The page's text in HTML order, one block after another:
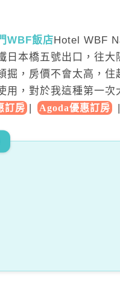
WBF飯店 Hotel WBF
日本橋五號出口，往
掘，房價不會太高，
用，對於我這種第一
訂房 Agoda優惠訂房